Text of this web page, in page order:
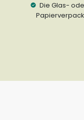
Die Glas-